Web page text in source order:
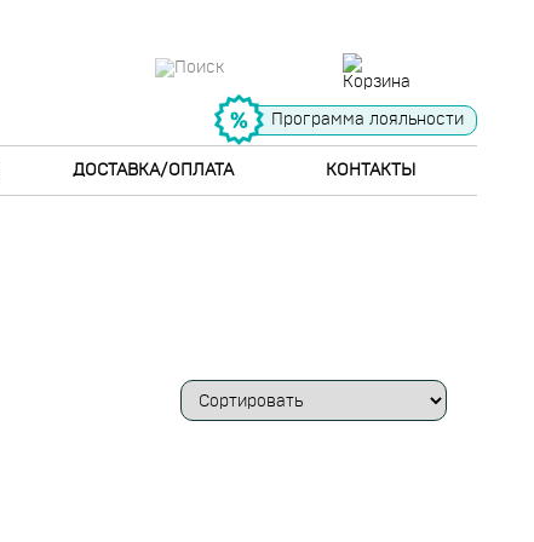
Программа лояльности
ДОСТАВКА/ОПЛАТА КОНТАКТЫ